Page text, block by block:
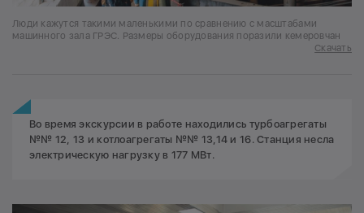
Люди кажутся такими маленькими по сравнению с масштабами
машинного зала ГРЭС. Размеры оборудования поразили кемеровчан
Скачать
Во время экскурсии в работе находились турбоагрегаты
№№ 12, 13 и котлоагрегаты №№ 13,14 и 16. Станция несла
электрическую нагрузку в 177 МВт.